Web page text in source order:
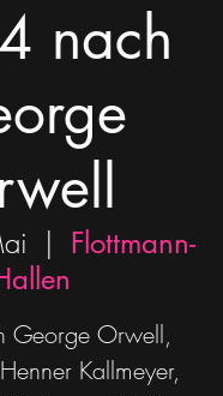
nach
  |
Flottmann-
George Orwell,
Kallmeyer,